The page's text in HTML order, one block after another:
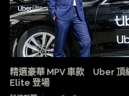
精選豪華 MPV 車款 Uber 頂
Elite 登場